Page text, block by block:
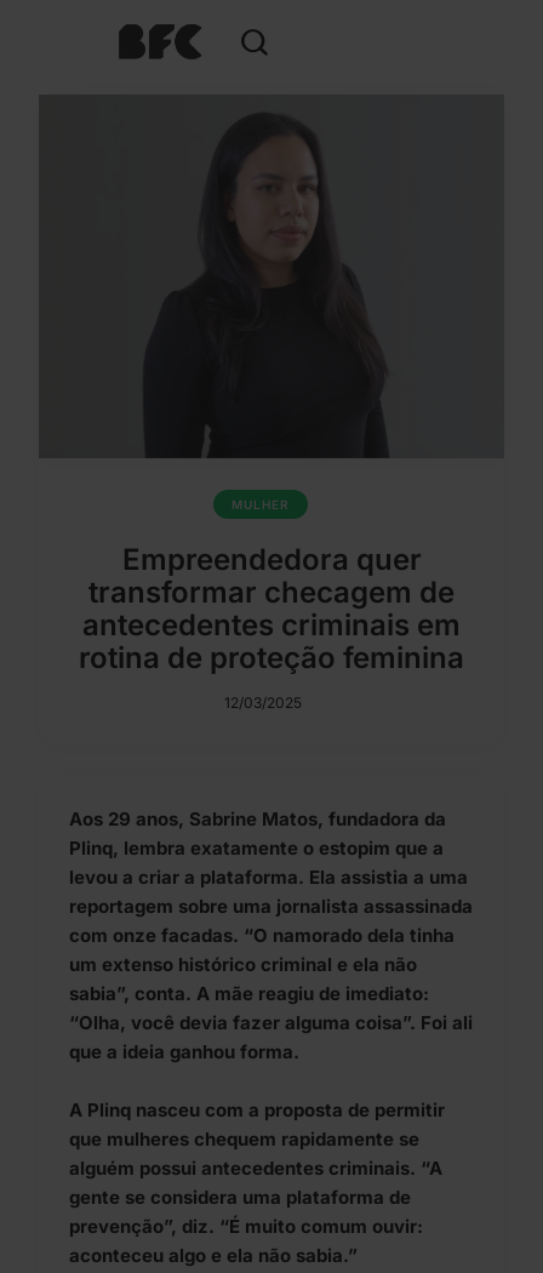
MULHER
Empreendedora quer
transformar checagem de
antecedentes criminais em
rotina de proteção feminina
12/03/2025
Aos 29 anos, Sabrine Matos, fundadora da
Plinq, lembra exatamente o estopim que a
levou a criar a plataforma. Ela assistia a uma
reportagem sobre uma jornalista assassinada
com onze facadas. “O namorado dela tinha
um extenso histórico criminal e ela não
sabia”, conta. A mãe reagiu de imediato:
“Olha, você devia fazer alguma coisa”. Foi ali
que a ideia ganhou forma.
A Plinq nasceu com a proposta de permitir
que mulheres chequem rapidamente se
alguém possui antecedentes criminais. “A
gente se considera uma plataforma de
prevenção”, diz. “É muito comum ouvir:
aconteceu algo e ela não sabia.”